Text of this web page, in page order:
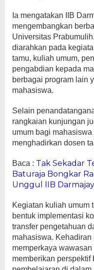
Ia mengatakan IIB
mengembangkan
Universitas
diarahkan pada
tamu, kuliah umum,
pengabdian kepada
berbagai program lain
mahasiswa.
Selain
rangkaian kunjungan
umum bagi
menghadirkan dosen
Baca : Tak Sekadar
Baturaja Bongkar
Unggul IIB
Kegiatan kuliah umum
bentuk implementasi
transfer pengetahuan
mahasiswa.
memperkaya
memberikan